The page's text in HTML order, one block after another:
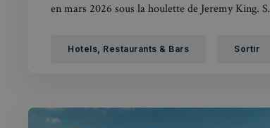
en mars 2026 sous la houlette de Jeremy King.
édouardienne du Grand Divan, vaut à lui seul le
Hotels, Restaurants & Bars Sortir